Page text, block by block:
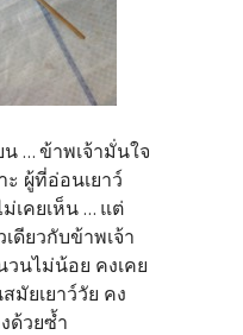
... ข้าพเจ้ามั่นใจ
ะ ผู้ที่อ่อนเยาว์
เคยเห็น ... แต่
ดียวกับข้าพเจ้า
นไม่น้อย คงเคย
มัยเยาว์วัย คง
ด้วยซ้ำ